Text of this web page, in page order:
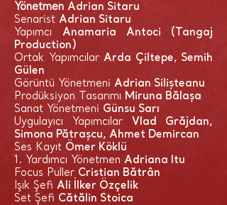
Yönetmen Adrian Sitaru
Senarist Adrian Sitaru
Yapımcı Anamaria Antoci (Tangaj
Production)
Ortak Yapımcılar Arda Çiltepe, Semih
Gülen
Görüntü Yönetmeni Adrian Silișteanu
Prodüksiyon Tasarımı Miruna Bălașa
Sanat Yönetmeni Günsu Sarı
Uygulayıcı Yapımcılar Vlad Grăjdan,
Simona Pătrașcu, Ahmet Demircan
Ses Kayıt Ömer Köklü
1. Yardımcı Yönetmen Adriana Itu
Focus Puller Cristian Bătrân
Işık Şefi Ali İlker Özçelik
Set Şefi Cătălin Stoica